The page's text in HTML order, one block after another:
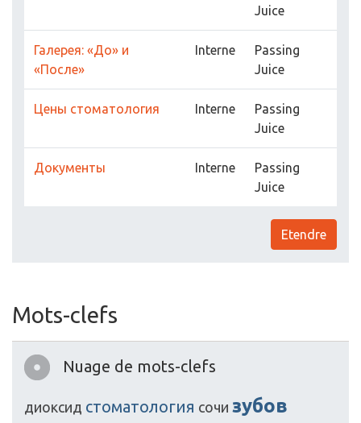
Juice
Галерея: «До» и
«После»
Interne
Passing
Juice
Цены стоматология Interne
Passing
Juice
Документы Interne
Passing
Juice
Etendre
Mots-clefs
Nuage de mots-clefs
диоксид стоматология сочи зубов